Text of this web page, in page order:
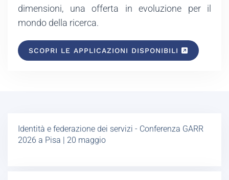
dimensioni, una offerta in evoluzione per il
mondo della ricerca.
SCOPRI LE APPLICAZIONI DISPONIBILI
Identità e federazione dei servizi - Conferenza GARR
2026 a Pisa | 20 maggio